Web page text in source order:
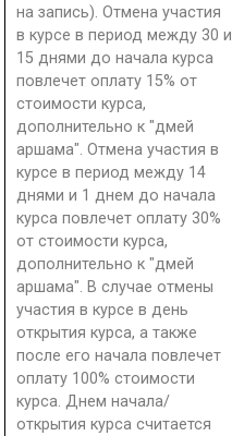
на запись). Отмена участия
в курсе в период между 30 и
15 днями до начала курса
повлечет оплату 15% от
стоимости курса,
дополнительно к "дмей
аршама". Отмена участия в
курсе в период между 14
днями и 1 днем до начала
курса повлечет оплату 30%
от стоимости курса,
дополнительно к "дмей
аршама". В случае отмены
участия в курсе в день
открытия курса, а также
после его начала повлечет
оплату 100% стоимости
курса. Днем начала/
открытия курса считается